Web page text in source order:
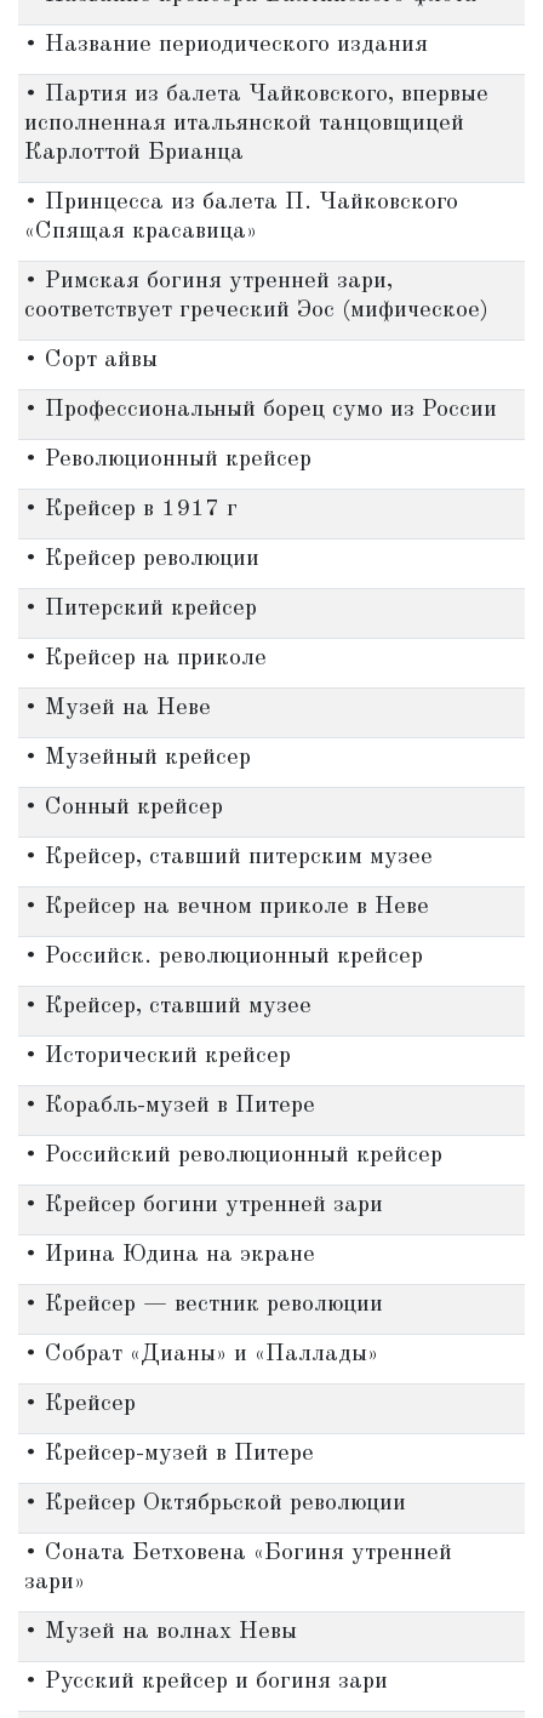
• Название периодического издания
• Партия из балета Чайковского, впервые
исполненная итальянской танцовщицей
Карлоттой Брианца
• Принцесса из балета П. Чайковского
«Спящая красавица»
• Римская богиня утренней зари,
соответствует греческий Эос (мифическое)
• Сорт айвы
• Профессиональный борец сумо из России
• Революционный крейсер
• Крейсер в 1917 г
• Крейсер революции
• Питерский крейсер
• Крейсер на приколе
• Музей на Неве
• Музейный крейсер
• Сонный крейсер
• Крейсер, ставший питерским музее
• Крейсер на вечном приколе в Неве
• Российск. революционный крейсер
• Крейсер, ставший музее
• Исторический крейсер
• Корабль-музей в Питере
• Российский революционный крейсер
• Крейсер богини утренней зари
• Ирина Юдина на экране
• Крейсер — вестник революции
• Собрат «Дианы» и «Паллады»
• Крейсер
• Крейсер-музей в Питере
• Крейсер Октябрьской революции
• Соната Бетховена «Богиня утренней
зари»
• Музей на волнах Невы
• Русский крейсер и богиня зари